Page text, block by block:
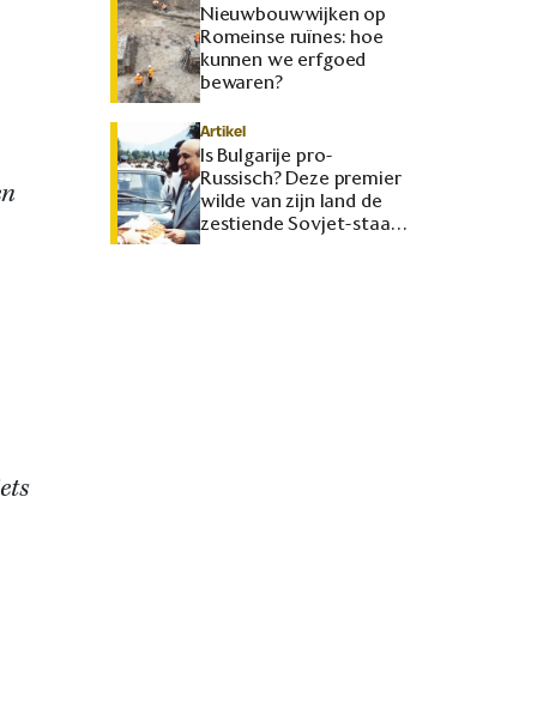
Nieuwbouwwijken op
Romeinse ruïnes: hoe
kunnen we erfgoed
bewaren?
Artikel
Is Bulgarije pro-
Russisch? Deze premier
wilde van zijn land de
zestiende Sovjet-staat
maken